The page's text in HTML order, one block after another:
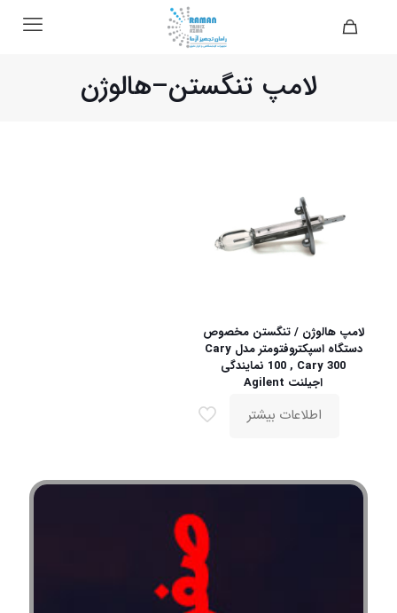
لامپ تنگستن–هالوژن
لامپ هالوژن / تنگستن مخصوص
دستگاه اسپکتروفتومتر مدل Cary
100 , Cary 300 نمایندگی
اجیلنت Agilent
اطلاعات بیشتر